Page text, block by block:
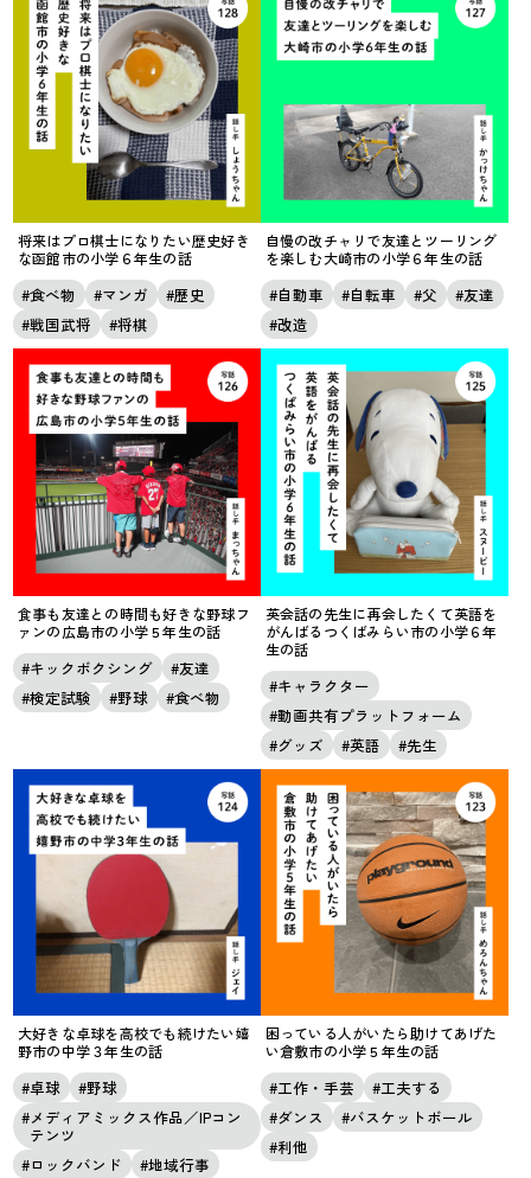
将来はプロ棋士になりたい歴史好き
な函館市の小学６年生の話
食べ物 マンガ
歴史
戦国武将
将棋
自慢の改チャリで友達とツーリング
を楽しむ大崎市の小学６年生の話
自動車 自転車 父
友達
改造
食事も友達との時間も好きな野球フ
ァンの広島市の小学５年生の話
キックボクシング
友達
検定試験
野球 食べ物
英会話の先生に再会したくて英語を
がんばるつくばみらい市の小学６年
生の話
キャラクター
動画共有プラットフォーム
グッズ
英語 先生
大好きな卓球を高校でも続けたい嬉
野市の中学３年生の話
卓球
野球
メディアミックス作品／IPコン
テンツ
ロックバンド
地域行事
困っている人がいたら助けてあげた
い倉敷市の小学５年生の話
工作・手芸
工夫する
ダンス
バスケットボール
利他